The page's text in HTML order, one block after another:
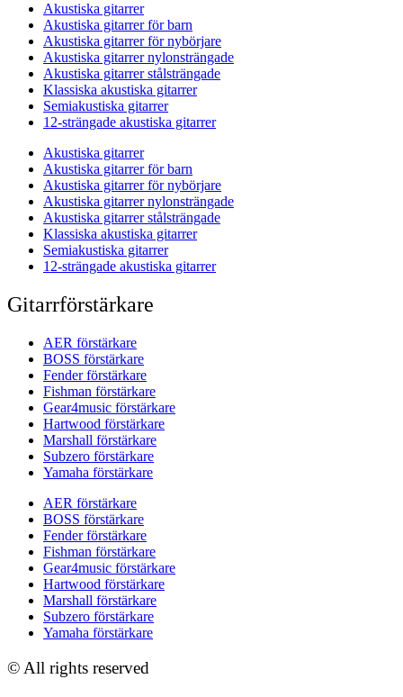
Akustiska gitarrer
Akustiska gitarrer för barn
Akustiska gitarrer för nybörjare
Akustiska gitarrer nylonsträngade
Akustiska gitarrer stålsträngade
Klassiska akustiska gitarrer
Semiakustiska gitarrer
12-strängade akustiska gitarrer
Akustiska gitarrer
Akustiska gitarrer för barn
Akustiska gitarrer för nybörjare
Akustiska gitarrer nylonsträngade
Akustiska gitarrer stålsträngade
Klassiska akustiska gitarrer
Semiakustiska gitarrer
12-strängade akustiska gitarrer
Gitarrförstärkare
AER förstärkare
BOSS förstärkare
Fender förstärkare
Fishman förstärkare
Gear4music förstärkare
Hartwood förstärkare
Marshall förstärkare
Subzero förstärkare
Yamaha förstärkare
AER förstärkare
BOSS förstärkare
Fender förstärkare
Fishman förstärkare
Gear4music förstärkare
Hartwood förstärkare
Marshall förstärkare
Subzero förstärkare
Yamaha förstärkare
© All rights reserved